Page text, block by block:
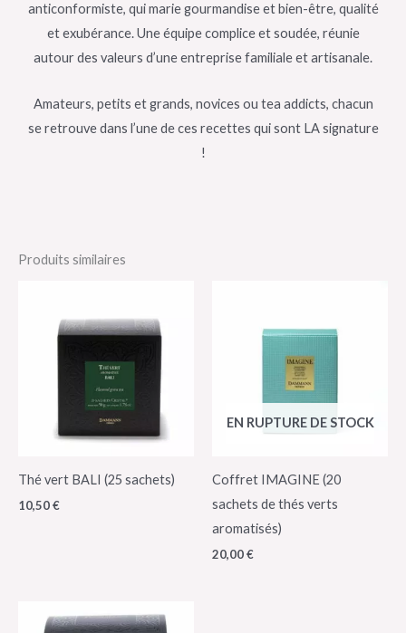
anticonformiste, qui marie gourmandise et bien-être, qualité
et exubérance. Une équipe complice et soudée, réunie
autour des valeurs d’une entreprise familiale et artisanale.
Amateurs, petits et grands, novices ou tea addicts, chacun
se retrouve dans l’une de ces recettes qui sont LA signature
!
Produits similaires
Thé vert BALI (25 sachets)
10,50€
EN RUPTURE DE STOCK
Coffret IMAGINE (20
sachets de thés verts
aromatisés)
20,00€